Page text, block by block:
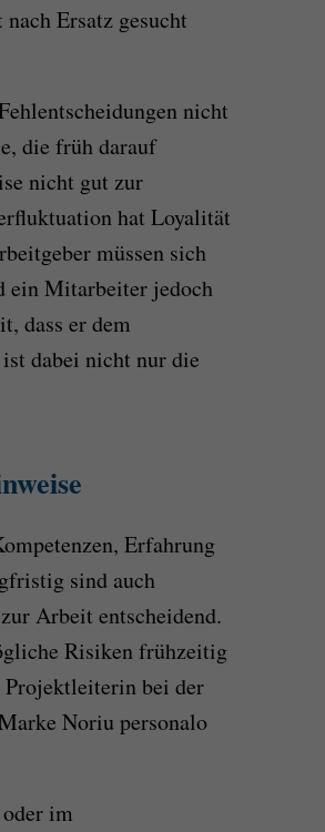
Ersatz gesucht
nicht
die früh darauf
nicht gut zur
hat Loyalität
müssen sich
ein Mitarbeiter jedoch
dass er dem
dabei nicht nur die
Erfahrung
sind auch
Arbeit entscheidend.
Risiken frühzeitig
Projektleiterin bei der
Noriu personalo
im